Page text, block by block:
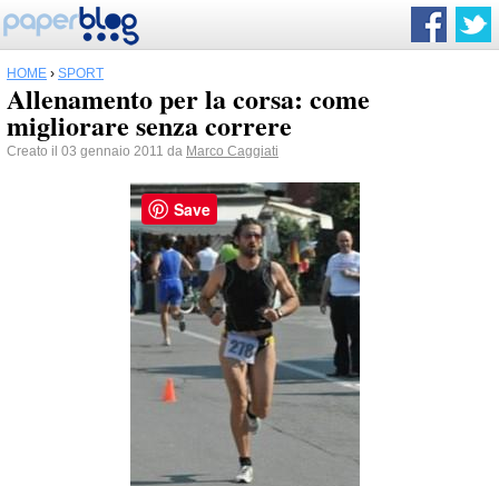
HOME › SPORT
Allenamento per la corsa: come
migliorare senza correre
Creato il 03 gennaio 2011 da Marco Caggiati
Save